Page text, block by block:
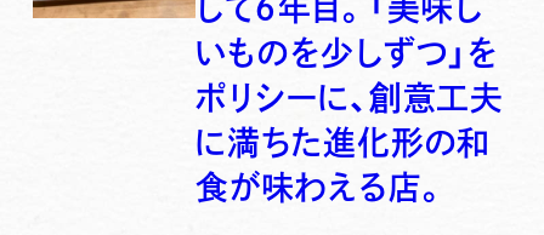
して６年目。「美味し
いものを少しずつ」を
ポリシーに、創意工夫
に満ちた進化形の和
食が味わえる店。